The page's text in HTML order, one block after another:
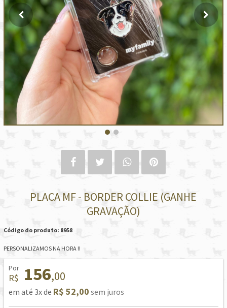
PLACA MF - BORDER COLLIE (GANHE
GRAVAÇÃO)
Código do produto: 8958
PERSONALIZAMOS NA HORA !!
Por
R$ 156,00
em até 3x de R$ 52,00 sem juros